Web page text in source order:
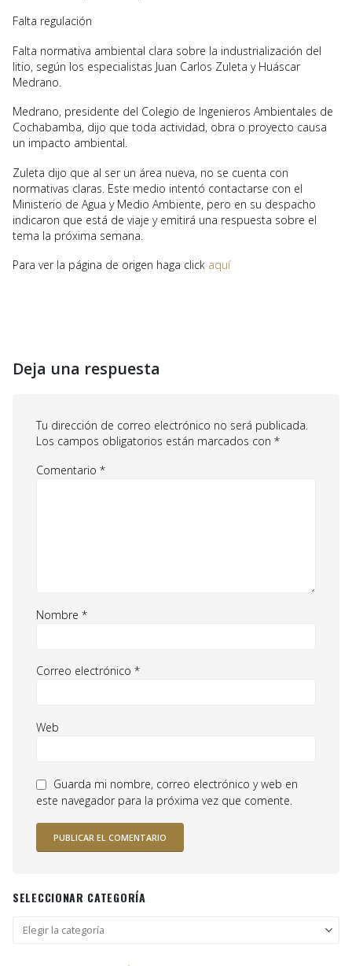
Falta regulación
Falta normativa ambiental clara sobre la industrialización del
litio, según los especialistas Juan Carlos Zuleta y Huáscar
Medrano.
Medrano, presidente del Colegio de Ingenieros Ambientales de
Cochabamba, dijo que toda actividad, obra o proyecto causa
un impacto ambiental.
Zuleta dijo que al ser un área nueva, no se cuenta con
normativas claras. Este medio intentó contactarse con el
Ministerio de Agua y Medio Ambiente, pero en su despacho
indicaron que está de viaje y emitirá una respuesta sobre el
tema la próxima semana.
Para ver la página de origen haga click aquí
Deja una respuesta
Tu dirección de correo electrónico no será publicada.
Los campos obligatorios están marcados con *
Comentario *
Nombre *
Correo electrónico *
Web
Guarda mi nombre, correo electrónico y web en
este navegador para la próxima vez que comente.
SELECCIONAR CATEGORÍA
Seleccionar
categoría